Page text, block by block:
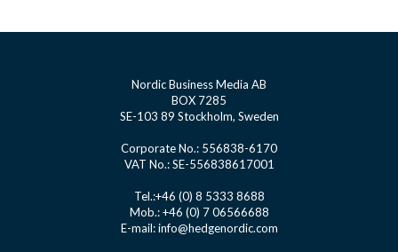
Nordic Business Media AB
BOX 7285
SE-103 89 Stockholm, Sweden
Corporate No.: 556838-6170
VAT No.: SE-556838617001
Tel.:+46 (0) 8 5333 8688
Mob.: +46 (0) 7 06566688
E-mail: info@hedgenordic.com